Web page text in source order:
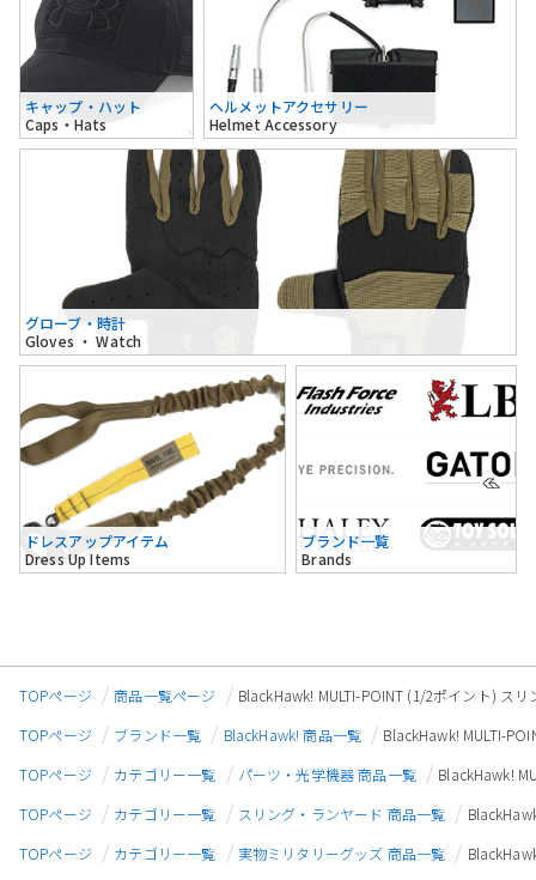
キャップ・ハット
Caps・Hats
ヘルメットアクセサリー
Helmet Accessory
グローブ・時計
Gloves ・ Watch
ドレスアップアイテム
Dress Up Items
ブランド一覧
Brands
TOPページ 商品一覧ページ
BlackHawk! MULTI-POINT (1/2ポイント) ス
TOPページ
ブランド一覧 BlackHawk! 商品一覧
BlackHawk! MULTI-
TOPページ
カテゴリー一覧 パーツ・光学機器 商品一覧
BlackHawk!
TOPページ
カテゴリー一覧 スリング・ランヤード 商品一覧
TOPページ
カテゴリー一覧 実物ミリタリーグッズ 商品一覧